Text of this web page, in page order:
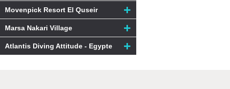
Movenpick Resort El Quseir
Marsa Nakari Village
Atlantis Diving Attitude - Egypte